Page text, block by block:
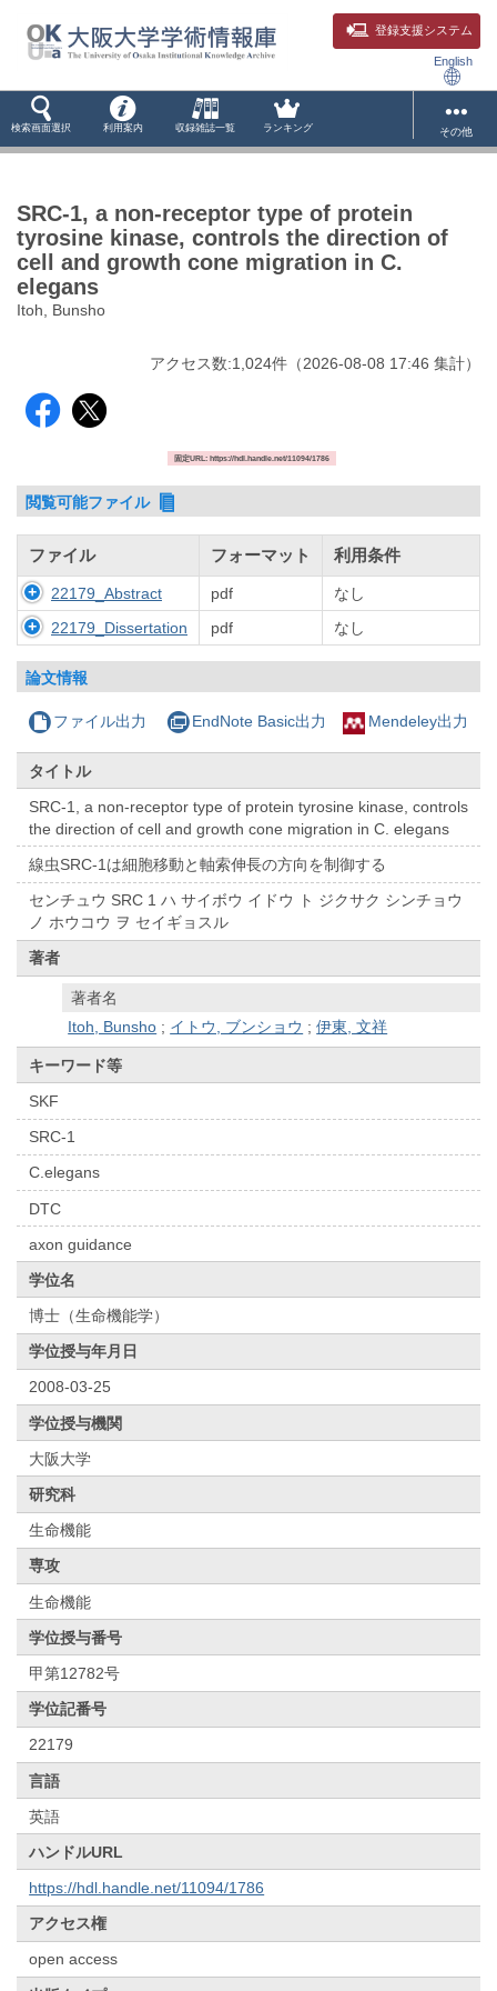
登録支援システム
English
検索画面選択 利用案内 収録雑誌一覧 ランキング その他
SRC-1, a non-receptor type of protein
tyrosine kinase, controls the direction of
cell and growth cone migration in C.
elegans
Itoh, Bunsho
アクセス数:1,024件 （2026-08-08 17:46 集計）
固定URL: https://hdl.handle.net/11094/1786
閲覧可能ファイル
ファイル フォーマット 利用条件
22179_Abstract pdf
なし
22179_Dissertation
pdf なし
論文情報
ファイル出力 EndNote Basic出力 Mendeley出力
タイトル
SRC-1, a non-receptor type of protein tyrosine kinase, controls
the direction of cell and growth cone migration in C. elegans
線虫SRC-1は細胞移動と軸索伸長の方向を制御する
センチュウ SRC 1 ハ サイボウ イドウ ト ジクサク シンチョウ
ノ ホウコウ ヲ セイギョスル
著者
著者名
Itoh, Bunsho ; イトウ, ブンショウ ;伊東, 文祥
キーワード等
SKF
SRC-1
C.elegans
DTC
axon guidance
学位名
博士（生命機能学）
学位授与年月日
2008-03-25
学位授与機関
大阪大学
研究科
生命機能
専攻
生命機能
学位授与番号
甲第12782号
学位記番号
22179
言語
英語
ハンドルURL
https://hdl.handle.net/11094/1786
アクセス権
open access